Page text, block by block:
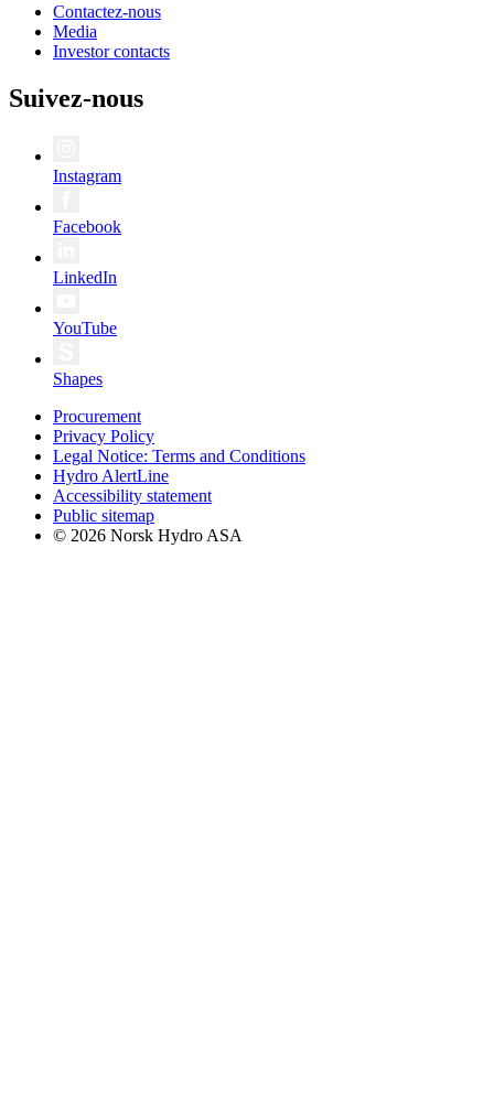
Contactez-nous
Media
Investor contacts
Suivez-nous
Instagram
Facebook
LinkedIn
YouTube
Shapes
Procurement
Privacy Policy
Legal Notice: Terms and Conditions
Hydro AlertLine
Accessibility statement
Public sitemap
© 2026 Norsk Hydro ASA